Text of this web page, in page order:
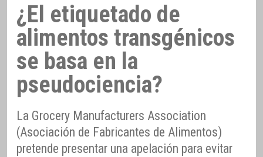
¿El etiquetado de
alimentos transgénicos
se basa en la
pseudociencia?
La Grocery Manufacturers Association
(Asociación de Fabricantes de Alimentos)
pretende presentar una apelación para evitar